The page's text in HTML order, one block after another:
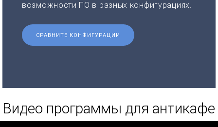
возможности ПО в разных конфигурациях.
СРАВНИТЕ КОНФИГУРАЦИИ
Видео программы для антикафе